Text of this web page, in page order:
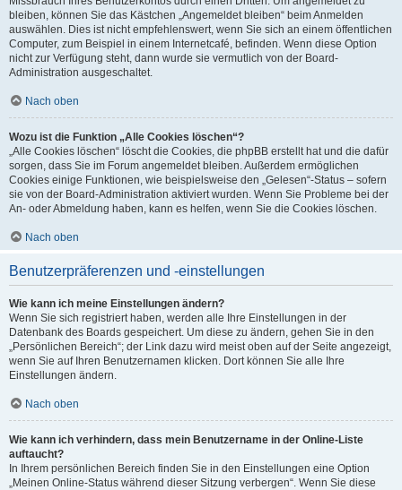
bleiben, können Sie das Kästchen „Angemeldet bleiben“ beim Anmelden
auswählen. Dies ist nicht empfehlenswert, wenn Sie sich an einem öffentlichen
Computer, zum Beispiel in einem Internetcafé, befinden. Wenn diese Option
nicht zur Verfügung steht, dann wurde sie vermutlich von der Board-
Administration ausgeschaltet.
Nach oben
Wozu ist die Funktion „Alle Cookies löschen“?
„Alle Cookies löschen“ löscht die Cookies, die phpBB erstellt hat und die dafür
sorgen, dass Sie im Forum angemeldet bleiben. Außerdem ermöglichen
Cookies einige Funktionen, wie beispielsweise den „Gelesen“-Status – sofern
sie von der Board-Administration aktiviert wurden. Wenn Sie Probleme bei der
An- oder Abmeldung haben, kann es helfen, wenn Sie die Cookies löschen.
Nach oben
Benutzerpräferenzen und -einstellungen
Wie kann ich meine Einstellungen ändern?
Wenn Sie sich registriert haben, werden alle Ihre Einstellungen in der
Datenbank des Boards gespeichert. Um diese zu ändern, gehen Sie in den
„Persönlichen Bereich“; der Link dazu wird meist oben auf der Seite angezeigt,
wenn Sie auf Ihren Benutzernamen klicken. Dort können Sie alle Ihre
Einstellungen ändern.
Nach oben
Wie kann ich verhindern, dass mein Benutzername in der Online-Liste
auftaucht?
In Ihrem persönlichen Bereich finden Sie in den Einstellungen eine Option
„Meinen Online-Status während dieser Sitzung verbergen“. Wenn Sie diese